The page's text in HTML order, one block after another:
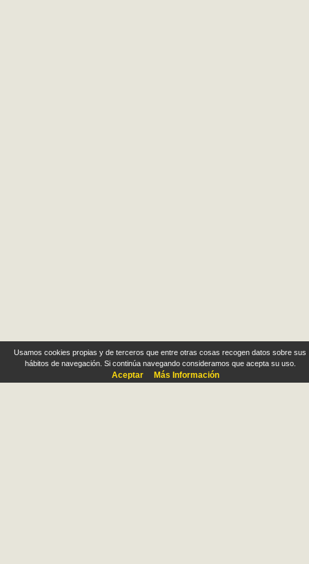
Usamos cookies propias y de terceros que entre otras cosas recogen datos sobre sus
hábitos de navegación. Si continúa navegando consideramos que acepta su uso.
Aceptar Más Información